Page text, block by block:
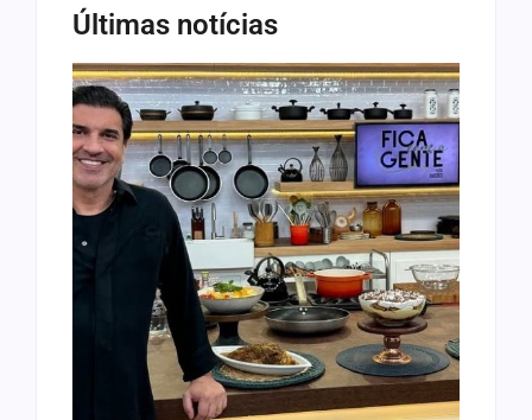
Últimas notícias